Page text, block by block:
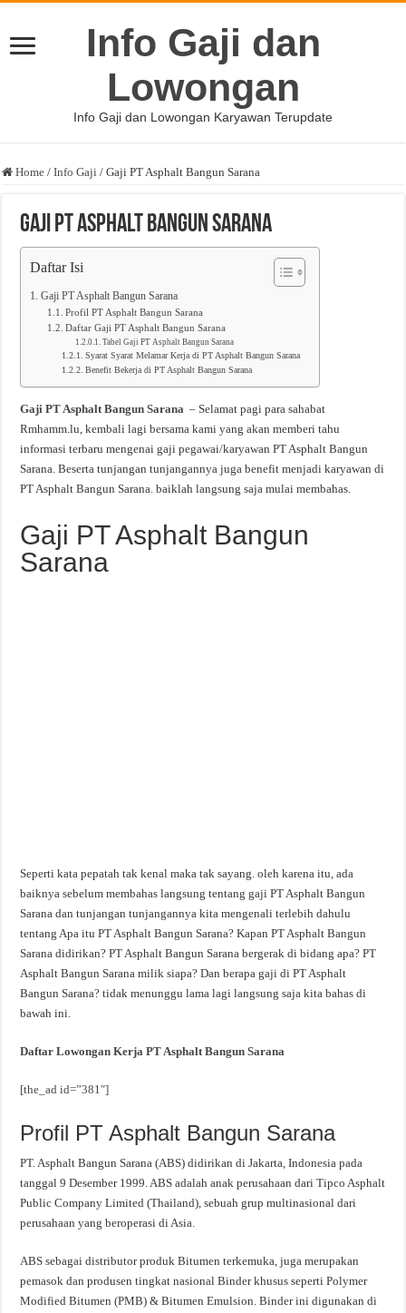
Info Gaji dan
Lowongan
Info Gaji dan Lowongan Karyawan Terupdate
Home / Info Gaji / Gaji PT Asphalt Bangun Sarana
Gaji PT Asphalt Bangun Sarana
Daftar Isi
Gaji PT Asphalt Bangun Sarana
Profil PT Asphalt Bangun Sarana
Daftar Gaji PT Asphalt Bangun Sarana
Tabel Gaji PT Asphalt Bangun Sarana
Syarat Syarat Melamar Kerja di PT Asphalt Bangun Sarana
Benefit Bekerja di PT Asphalt Bangun Sarana
Gaji PT Asphalt Bangun Sarana – Selamat pagi para sahabat
Rmhamm.lu, kembali lagi bersama kami yang akan memberi tahu
informasi terbaru mengenai gaji pegawai/karyawan PT Asphalt Bangun
Sarana. Beserta tunjangan tunjangannya juga benefit menjadi karyawan di
PT Asphalt Bangun Sarana. baiklah langsung saja mulai membahas.
Gaji PT Asphalt Bangun
Sarana
Seperti kata pepatah tak kenal maka tak sayang. oleh karena itu, ada
baiknya sebelum membahas langsung tentang gaji PT Asphalt Bangun
Sarana dan tunjangan tunjangannya kita mengenali terlebih dahulu
tentang Apa itu PT Asphalt Bangun Sarana? Kapan PT Asphalt Bangun
Sarana didirikan? PT Asphalt Bangun Sarana bergerak di bidang apa? PT
Asphalt Bangun Sarana milik siapa? Dan berapa gaji di PT Asphalt
Bangun Sarana? tidak menunggu lama lagi langsung saja kita bahas di
bawah ini.
Daftar Lowongan Kerja PT Asphalt Bangun Sarana
[the_ad id=”381″]
Profil PT Asphalt Bangun Sarana
PT. Asphalt Bangun Sarana (ABS) didirikan di Jakarta, Indonesia pada
tanggal 9 Desember 1999. ABS adalah anak perusahaan dari Tipco Asphalt
Public Company Limited (Thailand), sebuah grup multinasional dari
perusahaan yang beroperasi di Asia.
ABS sebagai distributor produk Bitumen terkemuka, juga merupakan
pemasok dan produsen tingkat nasional Binder khusus seperti Polymer
Modified Bitumen (PMB) & Bitumen Emulsion. Binder ini digunakan di